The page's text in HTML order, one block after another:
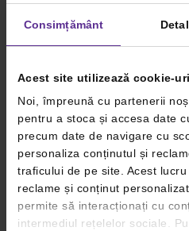
Consimțământ
Acest site utilizează cookie-uri
Noi, împreună cu partenerii
pentru a stoca și accesa date
precum date de navigare cu
personaliza conținutul și
traficului de pe site. Acest
reclame și conținut
permite să interacționați cu
intermediul rețelelor sociale.